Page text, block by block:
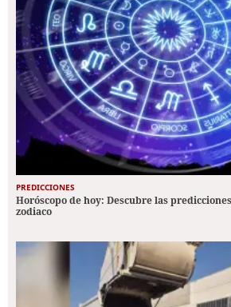
PREDICCIONES
Horóscopo de hoy: Descubre las
zodiaco